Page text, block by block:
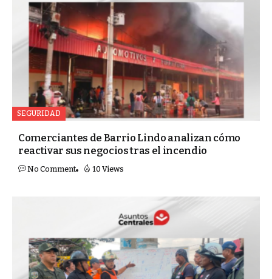
SEGURIDAD
Comerciantes de Barrio Lindo analizan cómo
reactivar sus negocios tras el incendio
No Comment 10 Views